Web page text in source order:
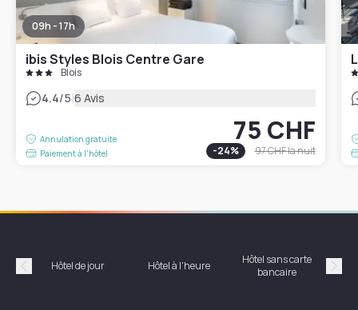
09h - 17h
ibis Styles Blois Centre Gare
Blois
4.4/5|6 Avis
Annulation gratuite
Paiement à l'hôtel
75 CHF
-24% 97 CHFla nuit
Précédent
Hôtel de jour Hôtel à l'heure
Hôtel sans carte
bancaire